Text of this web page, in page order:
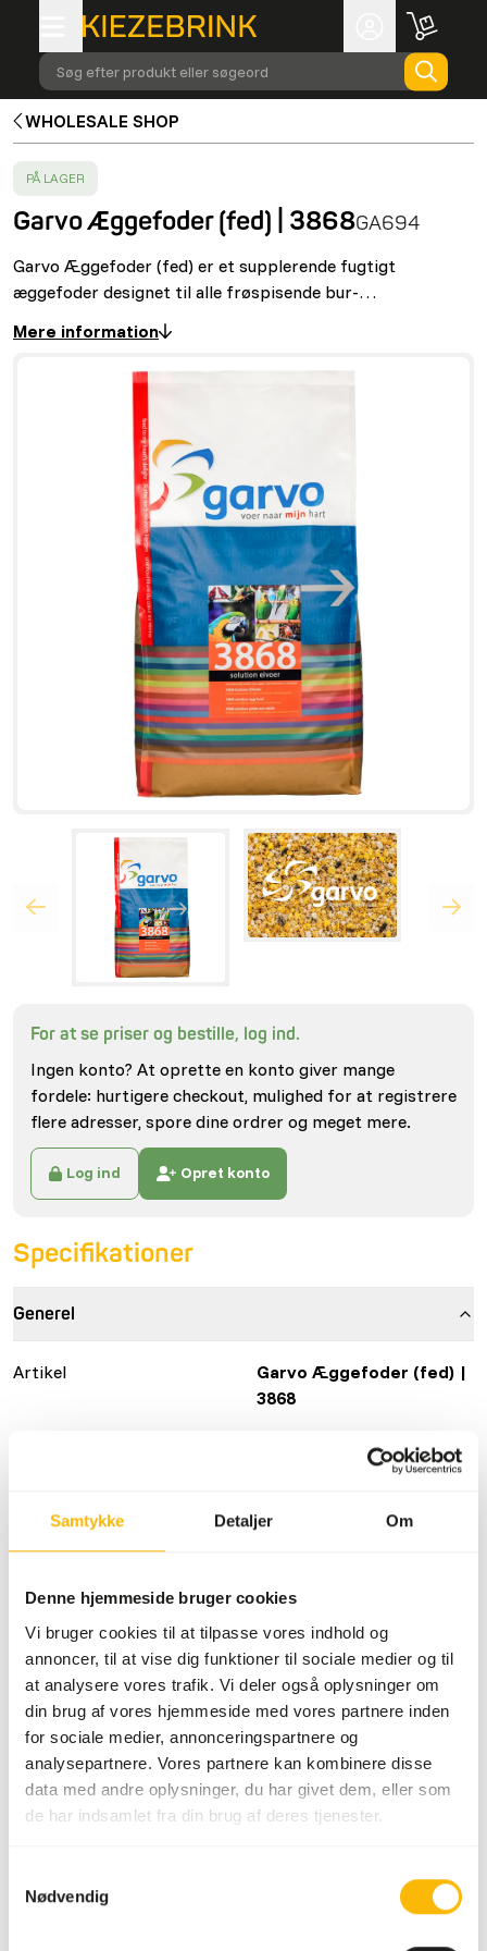
Samtykke Detaljer Om
Denne hjemmeside bruger cookies
Vi bruger cookies til at tilpasse vores indhold og
annoncer, til at vise dig funktioner til sociale medier og til
at analysere vores trafik. Vi deler også oplysninger om
din brug af vores hjemmeside med vores partnere inden
for sociale medier, annonceringspartnere og
analysepartnere. Vores partnere kan kombinere disse
data med andre oplysninger, du har givet dem, eller som
de har indsamlet fra din brug af deres tjenester.
Nødvendig
Søg efter produkt eller søgeord
WHOLESALE SHOP
SUCCESS
PÅ LAGER
Garvo Æggefoder (fed) | 3868GA694
Garvo Æggefoder (fed) er et supplerende fugtigt
æggefoder designet til alle frøspisende bur-…
Mere information
For at se priser og bestille, log ind.
Ingen konto? At oprette en konto giver mange
fordele: hurtigere checkout, mulighed for at registrere
flere adresser, spore dine ordrer og meget mere.
Log ind Opret konto
Specifikationer
Generel
Artikel
Garvo Æggefoder (fed) |
3868
Lagerstatus
På lager
Detaljer
Mærke Garvo
Ernæringsråd
• Bland ca. 30% æggefoder i frøblandingen i
skiftet fældning. Bland f.eks. 30% æggefoder i frøene
gennem blandingen i fældningssæsonen. • Bland hver
anden dag 25% æggefoder i frøblandingen i hvileperioden